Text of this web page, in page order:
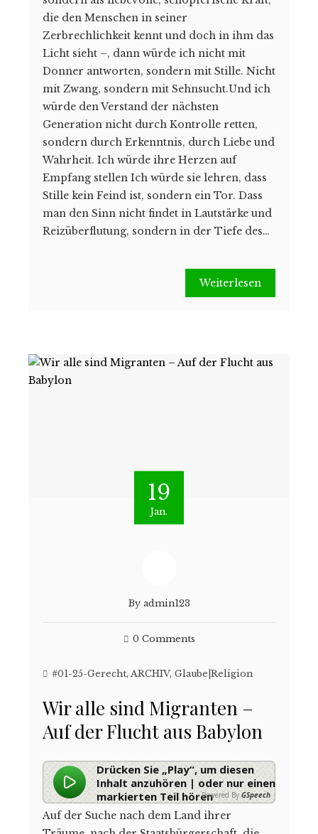
die den Menschen in seiner
Zerbrechlichkeit kennt und doch in ihm das
Licht sieht –, dann würde ich nicht mit
Donner antworten, sondern mit Stille. Nicht
mit Zwang, sondern mit Sehnsucht.Und ich
würde den Verstand der nächsten
Generation nicht durch Kontrolle retten,
sondern durch Erkenntnis, durch Liebe und
Wahrheit. Ich würde ihre Herzen auf
Empfang stellen Ich würde sie lehren, dass
Stille kein Feind ist, sondern ein Tor. Dass
man den Sinn nicht findet in Lautstärke und
Reizüberflutung, sondern in der Tiefe des…
Weiterlesen
19
Jan.
By admin123
0 Comments
#01-25-Gerecht, ARCHIV, Glaube|Religion
Wir alle sind Migranten –
Auf der Flucht aus Babylon
Drücken Sie „Play“, um diesen
Inhalt anzuhören | oder nur einen
markierten Teil hörenPowered By GSpeech
Auf der Suche nach dem Land ihrer